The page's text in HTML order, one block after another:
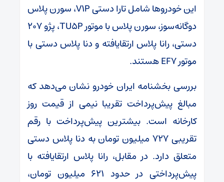
این خودروها شامل تارا دستی V1P، سورن پلاس
دوگانه‌سوز، سورن پلاس با موتور TU5P، پژو 207
دستی، رانا پلاس ارتقایافته و دنا پلاس دستی با
موتور EF7 هستند.
بررسی بخشنامه ایران خودرو نشان می‌دهد که
مبالغ پیش‌پرداخت تقریبا نیمی از قیمت روز
کارخانه است. بیشترین پیش‌پرداخت با رقم
تقریبی 727 میلیون تومان به دنا پلاس دستی
متعلق دارد. در مقابل، رانا پلاس ارتقایافته با
پیش‌پرداختی در حدود 621 میلیون تومان،